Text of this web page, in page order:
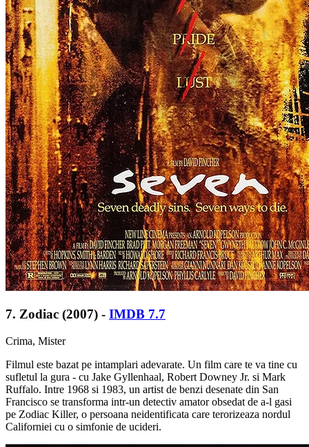
7. Zodiac (2007) - IMDB 7.7
Crima, Mister
Filmul este bazat pe intamplari adevarate. Un film care te va tine cu
sufletul la gura - cu Jake Gyllenhaal, Robert Downey Jr. si Mark
Ruffalo. Intre 1968 si 1983, un artist de benzi desenate din San
Francisco se transforma intr-un detectiv amator obsedat de a-l gasi
pe Zodiac Killer, o persoana neidentificata care terorizeaza nordul
Californiei cu o simfonie de ucideri.